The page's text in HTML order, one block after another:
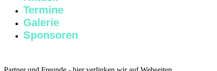
Termine
Galerie
Sponsoren